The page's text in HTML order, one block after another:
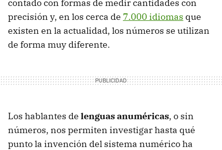
contado con formas de medir cantidades con
precisión y, en los cerca de 7.000 idiomas que
existen en la actualidad, los números se utilizan
de forma muy diferente.
Los hablantes de lenguas anuméricas, o sin
números, nos permiten investigar hasta qué
punto la invención del sistema numérico ha